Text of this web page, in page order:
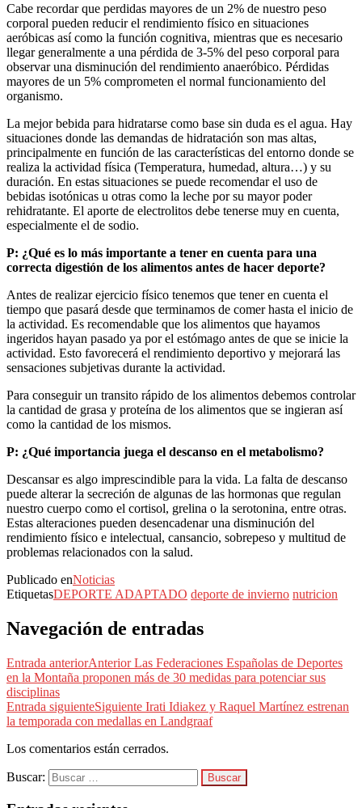
Cabe recordar que perdidas mayores de un 2% de nuestro peso
corporal pueden reducir el rendimiento físico en situaciones
aeróbicas así como la función cognitiva, mientras que es necesario
llegar generalmente a una pérdida de 3-5% del peso corporal para
observar una disminución del rendimiento anaeróbico. Pérdidas
mayores de un 5% comprometen el normal funcionamiento del
organismo.
La mejor bebida para hidratarse como base sin duda es el agua. Hay
situaciones donde las demandas de hidratación son mas altas,
principalmente en función de las características del entorno donde se
realiza la actividad física (Temperatura, humedad, altura…) y su
duración. En estas situaciones se puede recomendar el uso de
bebidas isotónicas u otras como la leche por su mayor poder
rehidratante. El aporte de electrolitos debe tenerse muy en cuenta,
especialmente el de sodio.
P: ¿Qué es lo más importante a tener en cuenta para una
correcta digestión de los alimentos antes de hacer deporte?
Antes de realizar ejercicio físico tenemos que tener en cuenta el
tiempo que pasará desde que terminamos de comer hasta el inicio de
la actividad. Es recomendable que los alimentos que hayamos
ingeridos hayan pasado ya por el estómago antes de que se inicie la
actividad. Esto favorecerá el rendimiento deportivo y mejorará las
sensaciones subjetivas durante la actividad.
Para conseguir un transito rápido de los alimentos debemos controlar
la cantidad de grasa y proteína de los alimentos que se ingieran así
como la cantidad de los mismos.
P: ¿Qué importancia juega el descanso en el metabolismo?
Descansar es algo imprescindible para la vida. La falta de descanso
puede alterar la secreción de algunas de las hormonas que regulan
nuestro cuerpo como el cortisol, grelina o la serotonina, entre otras.
Estas alteraciones pueden desencadenar una disminución del
rendimiento físico e intelectual, cansancio, sobrepeso y multitud de
problemas relacionados con la salud.
Publicado enNoticias
EtiquetasDEPORTE ADAPTADO deporte de invierno nutricion
Navegación de entradas
Entrada anteriorAnterior Las Federaciones Españolas de Deportes
en la Montaña proponen más de 30 medidas para potenciar sus
disciplinas
Entrada siguienteSiguiente Irati Idiakez y Raquel Martínez estrenan
la temporada con medallas en Landgraaf
Los comentarios están cerrados.
Buscar: